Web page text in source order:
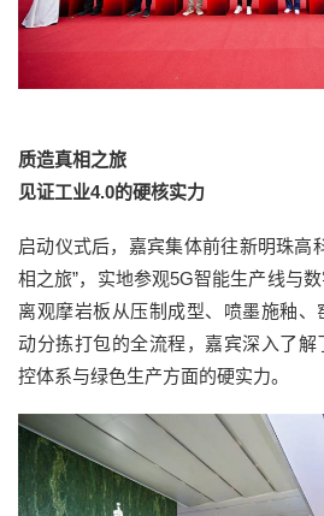
质造真相之旅
见证工业4.0的硬核实力
启动仪式后，嘉宾集体前往新明珠高
相之旅”，实地参观5G智能生产线与
离观摩岩板从压制成型、喷墨施釉、
动分拣打包的全流程，嘉宾深入了解
控体系与绿色生产方面的硬实力。